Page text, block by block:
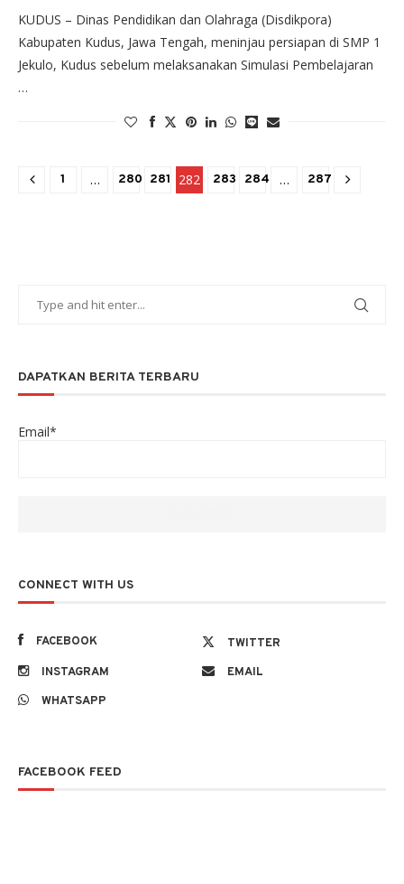
KUDUS – Dinas Pendidikan dan Olahraga (Disdikpora)
Kabupaten Kudus, Jawa Tengah, meninjau persiapan di SMP 1
Jekulo, Kudus sebelum melaksanakan Simulasi Pembelajaran
…
1 … 280 281 282 283 284 … 287
DAPATKAN BERITA TERBARU
Email*
CONNECT WITH US
FACEBOOK
TWITTER
INSTAGRAM
EMAIL
WHATSAPP
FACEBOOK FEED